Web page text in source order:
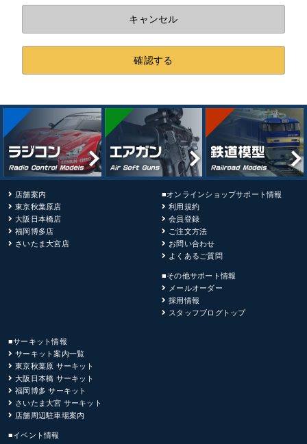
店舗案内
東京秋葉原店
大阪日本橋店
福岡博多店
さいたま大宮店
■オンラインショップサポート情報
利用規約
会員登録
ご注文方法
お問い合わせ
よくあるご質問
■その他サポート情報
メールオーダー
採用情報
スタッフブログトップ
■サーキット情報
サーキット案内一覧
東京秋葉原 サーキット
大阪日本橋 サーキット
福岡博多 サーキット
さいたま大宮 サーキット
店舗周辺駐車場案内
■イベント情報